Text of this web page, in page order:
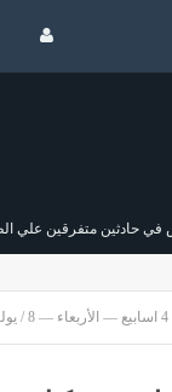
للمواطنين
2026